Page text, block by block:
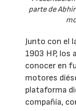
parte de
Junto con el
1903 HP,
conocer en
motores
plataforma
compañía,